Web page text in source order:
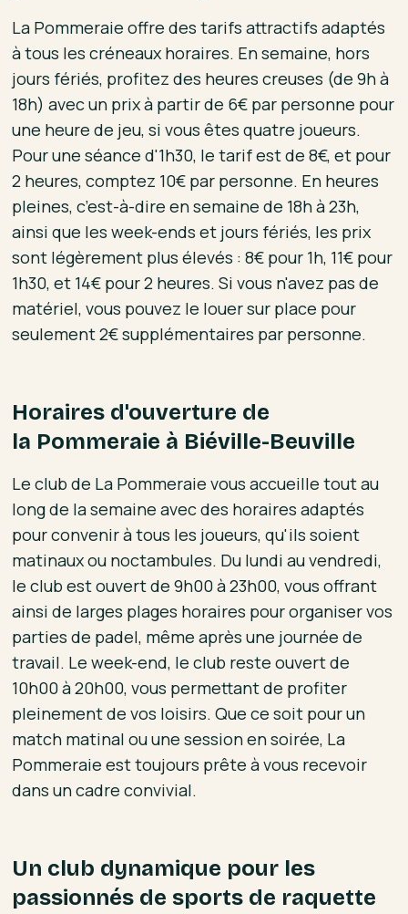
La Pommeraie offre des tarifs attractifs adaptés
à tous les créneaux horaires. En semaine, hors
jours fériés, profitez des heures creuses (de 9h à
18h) avec un prix à partir de 6€ par personne pour
une heure de jeu, si vous êtes quatre joueurs.
Pour une séance d'1h30, le tarif est de 8€, et pour
2 heures, comptez 10€ par personne. En heures
pleines, c’est-à-dire en semaine de 18h à 23h,
ainsi que les week-ends et jours fériés, les prix
sont légèrement plus élevés : 8€ pour 1h, 11€ pour
1h30, et 14€ pour 2 heures. Si vous n'avez pas de
matériel, vous pouvez le louer sur place pour
seulement 2€ supplémentaires par personne.
Horaires d'ouverture de
la Pommeraie à Biéville-Beuville
Le club de La Pommeraie vous accueille tout au
long de la semaine avec des horaires adaptés
pour convenir à tous les joueurs, qu'ils soient
matinaux ou noctambules. Du lundi au vendredi,
le club est ouvert de 9h00 à 23h00, vous offrant
ainsi de larges plages horaires pour organiser vos
parties de padel, même après une journée de
travail. Le week-end, le club reste ouvert de
10h00 à 20h00, vous permettant de profiter
pleinement de vos loisirs. Que ce soit pour un
match matinal ou une session en soirée, La
Pommeraie est toujours prête à vous recevoir
dans un cadre convivial.
Un club dynamique pour les
passionnés de sports de raquette